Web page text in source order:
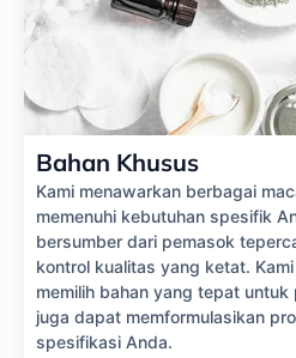
Bahan Khusus
Kami menawarkan berbagai
memenuhi kebutuhan spesifik
bersumber dari pemasok
kontrol kualitas yang ketat.
memilih bahan yang tepat
juga dapat memformulasikan
spesifikasi Anda.